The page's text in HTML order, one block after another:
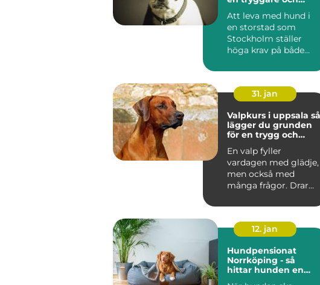
Att leva med hund i
en storstad som
Stockholm ställer
höga krav på både
Tunnelban...
31. jan
Valpkurs i uppsala så
lägger du grunden
för en trygg och
En valp fyller
vardagen med glädje,
men också med
många frågor. Drar
den bara...
12. jan
Hundpensionat
Norrköping - så
hittar hunden en